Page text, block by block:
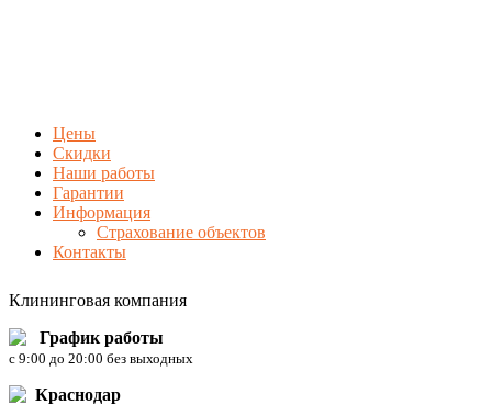
Цены
Скидки
Наши работы
Гарантии
Информация
Страхование объектов
Контакты
Клининговая компания
График работы
c 9:00 до 20:00 без выходных
Краснодар